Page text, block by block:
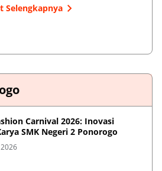
Selengkapnya
Carnival 2026: Inovasi
SMK Negeri 2 Ponorogo